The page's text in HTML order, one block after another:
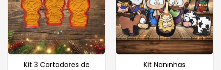
Kit 3 Cortadores de
Kit Naninhas